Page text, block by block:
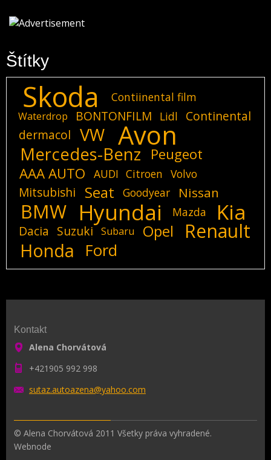
Štítky
Skoda Contiinental film
Waterdrop BONTONFILM Lidl
Continental
dermacol
VW Avon
Mercedes-Benz
Peugeot
AAA AUTO
AUDI Citroen Volvo
Mitsubishi Seat Goodyear Nissan
BMW Hyundai Mazda Kia
Dacia Suzuki Subaru Opel Renault
Honda Ford
Kontakt
Alena Chorvátová
+421905 992 998
sutaz.autoazena@yahoo.com
© Alena Chorvátová 2011 Všetky práva vyhradené.
Webnode